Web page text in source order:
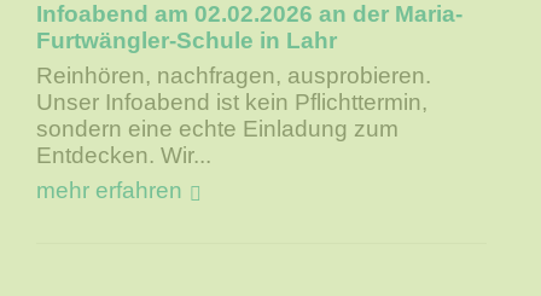
Infoabend am 02.02.2026 an der Maria-
Furtwängler-Schule in Lahr
Reinhören, nachfragen, ausprobieren.
Unser Infoabend ist kein Pflichttermin,
sondern eine echte Einladung zum
Entdecken. Wir...
mehr erfahren